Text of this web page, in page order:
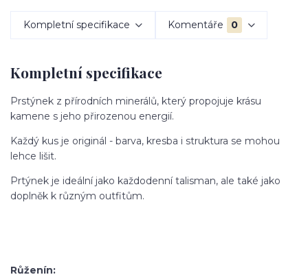
Kompletní specifikace Komentáře 0
Kompletní specifikace
Prstýnek z přírodních minerálů, který propojuje krásu
kamene s jeho přirozenou energií.
Každý kus je originál - barva, kresba i struktura se mohou
lehce lišit.
Prtýnek je ideální jako každodenní talisman, ale také jako
doplněk k různým outfitům.
Růženín: